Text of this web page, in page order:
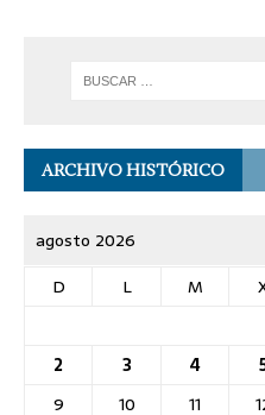
ARCHIVO HISTÓRICO
agosto 2026
D
L M
2
3 4
9
10 11